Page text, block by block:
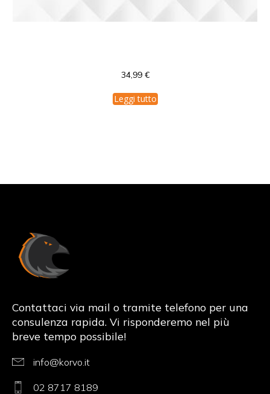
34,99 €
Leggi tutto
Contattaci via mail o tramite telefono per una
consulenza rapida. Vi risponderemo nel più
breve tempo possibile!
info@korvo.it
02 8717 8189